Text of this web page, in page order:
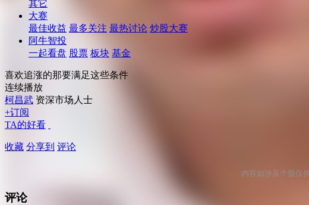
其它
大赛
最佳收益 最多关注 最热讨论 炒股大赛
阿牛智投
一起看盘 股票 板块 基金
喜欢追涨的那要满足这些条件
连续播放
柯昌武 资深市场人士
+订阅
TA的好看
收藏 分享到 评论
内容如涉及个股仅
评论